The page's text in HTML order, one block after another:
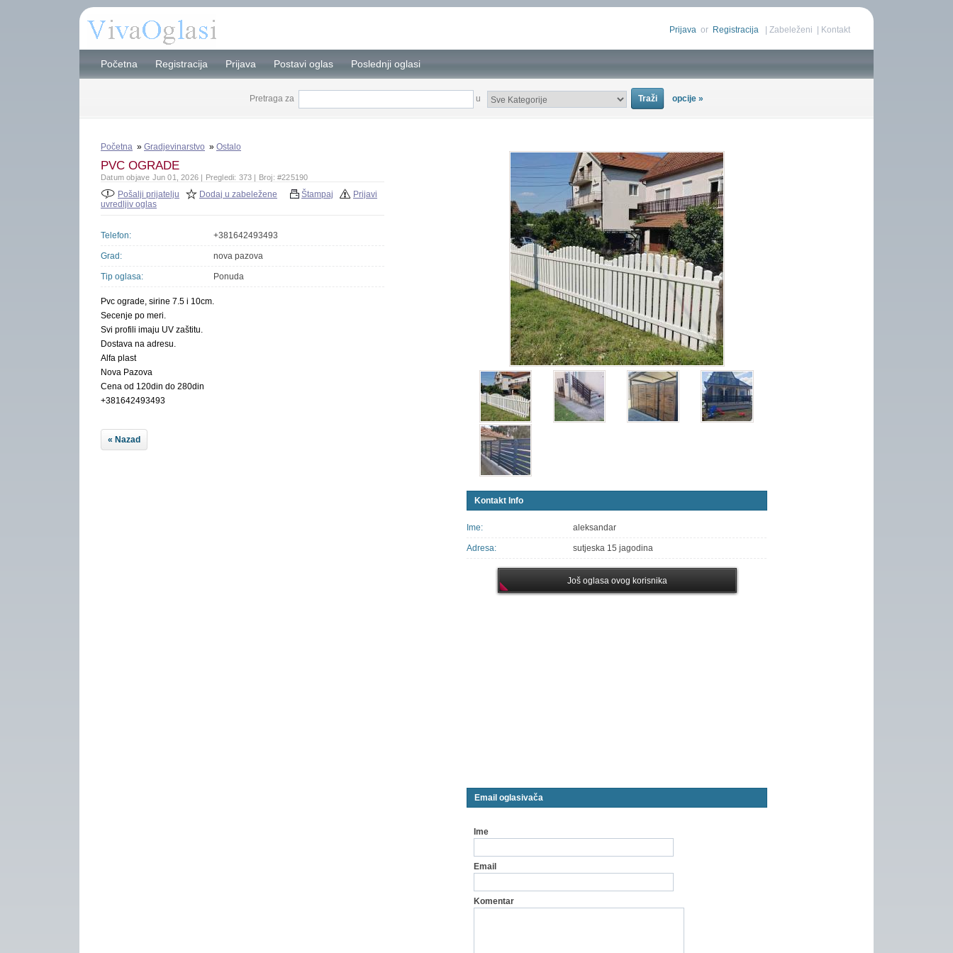
Prijava or Registracija Zabeleženi Kontakt
Početna Registracija Prijava Postavi oglas Poslednji oglasi
Pretraga za u opcije »
Početna » Gradjevinarstvo » Ostalo
PVC OGRADE
Datum objave Jun 01, 2026 | Pregledi: 373 | Broj: #225190
Pošalji prijatelju Dodaj u zabeležene Štampaj
Prijavi
uvredljiv oglas
Telefon: +381642493493
Grad: nova pazova
Tip oglasa: Ponuda
Pvc ograde, sirine 7.5 i 10cm.
Secenje po meri.
Svi profili imaju UV zaštitu.
Dostava na adresu.
Alfa plast
Nova Pazova
Cena od 120din do 280din
+381642493493
« Nazad
Kontakt Info
Ime: aleksandar
Adresa: sutjeska 15 jagodina
Još oglasa ovog korisnika
Email oglasivača
Ime
Email
Komentar